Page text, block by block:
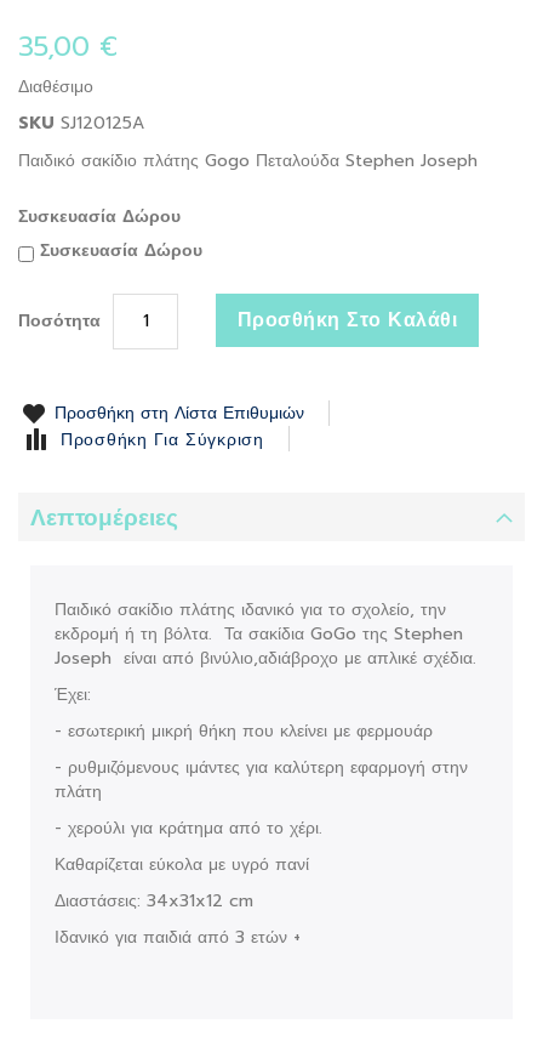
35,00 €
Διαθέσιμο
SKU SJ120125A
Παιδικό σακίδιο πλάτης Gogo Πεταλούδα Stephen Joseph
Συσκευασία Δώρου
Συσκευασία Δώρου
Ποσότητα Προσθήκη Στο Καλάθι
Προσθήκη στη Λίστα Επιθυμιών
Προσθήκη Για Σύγκριση
Λεπτομέρειες
Παιδικό σακίδιο πλάτης ιδανικό για το σχολείο, την
εκδρομή ή τη βόλτα. Τα σακίδια GoGo της Stephen
Joseph είναι από βινύλιο,αδιάβροχο με απλικέ σχέδια.
Έχει:
- εσωτερική μικρή θήκη που κλείνει με φερμουάρ
- ρυθμιζόμενους ιμάντες για καλύτερη εφαρμογή στην
πλάτη
- χερούλι για κράτημα από το χέρι.
Καθαρίζεται εύκολα με υγρό πανί
Διαστάσεις: 34x31x12 cm
Ιδανικό για παιδιά από 3 ετών +
beginning
of
the
images
gallery